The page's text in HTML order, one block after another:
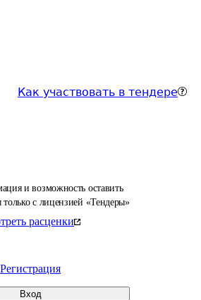
Как участвовать в тендере
и возможность оставить
с лицензией «Тендеры»
расценки
Регистрация
Вход